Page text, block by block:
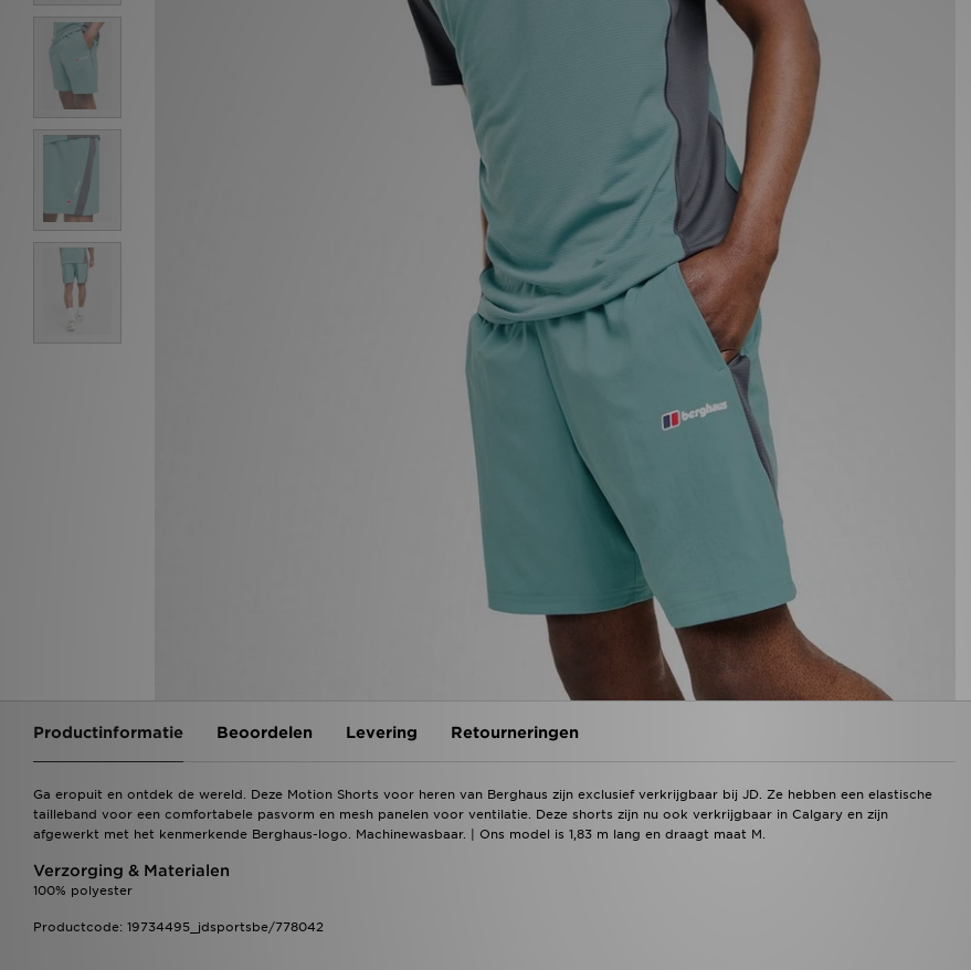
Productinformatie Beoordelen Levering Retourneringen
Ga eropuit en ontdek de wereld. Deze Motion Shorts voor heren van Berghaus zijn exclusief verkrijgbaar bij JD. Ze hebben een elastische
tailleband voor een comfortabele pasvorm en mesh panelen voor ventilatie. Deze shorts zijn nu ook verkrijgbaar in Calgary en zijn
afgewerkt met het kenmerkende Berghaus-logo. Machinewasbaar. | Ons model is 1,83 m lang en draagt maat M.
Verzorging & Materialen
100% polyester
Productcode: 19734495_jdsportsbe/778042